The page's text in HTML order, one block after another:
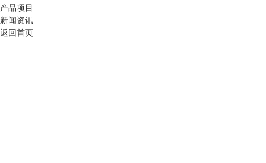
产品项目
新闻资讯
返回首页